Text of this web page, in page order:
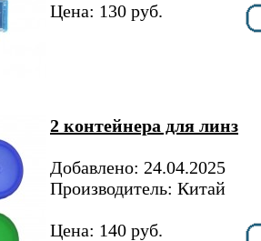
Цена: 130 руб.
2 контейнера для линз
Добавлено: 24.04.2025
Производитель: Китай
Цена: 140 руб.